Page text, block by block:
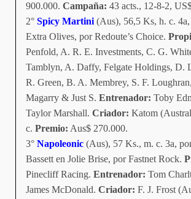
900.000. Campaña: 43 acts., 12-8-2,
2° Spicy Martini (Aus), 56,5 Ks, h. c.
Extra Olives, por Redoute’s Choice.
Penfold, A. R. E. Investments, C. G.
Tamblyn, A. Daffy, Felgate Holdings, D.
R. Green, B. A. Membrey, S. F.
Magarry & Just S. Entrenador: Toby
Taylor Marshall. Criador: Katom
c. Premio: Aus$ 270.000.
3° Napoleonic (Aus), 57 Ks., m. c. 3a,
Bassett en Jolie Brise, por Fastnet Rock.
Pinecliff Racing. Entrenador: Tom
James McDonald. Criador: F. J. Frost